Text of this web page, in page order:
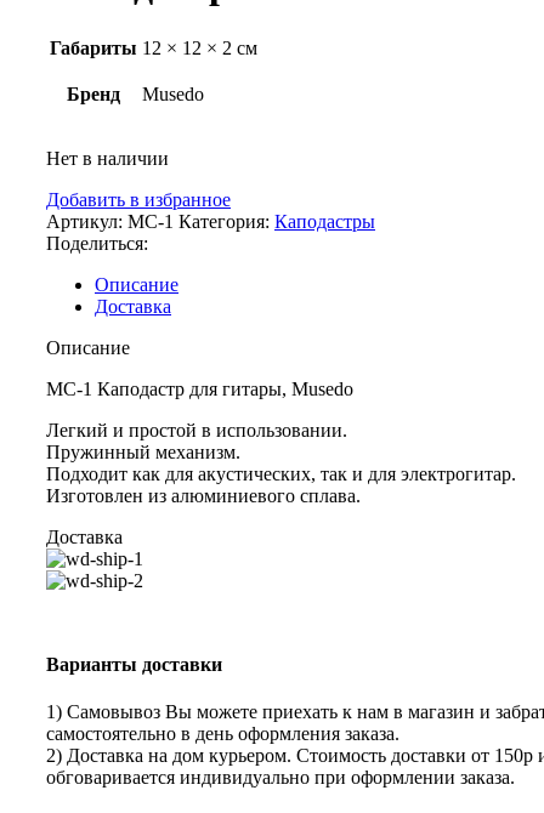
Габариты 12 × 12 × 2 см
Бренд Musedo
Нет в наличии
Добавить в избранное
Артикул: MC-1 Категория: Каподастры
Поделиться:
Описание
Доставка
Описание
MC-1 Каподастр для гитары, Musedo
Легкий и простой в использовании.
Пружинный механизм.
Подходит как для акустических, так и для электрогитар.
Изготовлен из алюминиевого сплава.
Доставка
Варианты доставки
1) Самовывоз Вы можете приехать к нам в магазин и
самостоятельно в день оформления заказа.
2) Доставка на дом курьером. Стоимость доставки от 150р
обговаривается индивидуально при оформлении заказа.